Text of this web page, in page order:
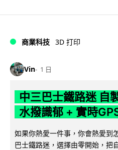
商業科技 3D 打印
Vin 1 日
中三巴士鐵路迷 自
水撥識郁 + 實時
如果你熱愛一件事，你會熱愛到
巴士鐵路迷，選擇由零開始，把